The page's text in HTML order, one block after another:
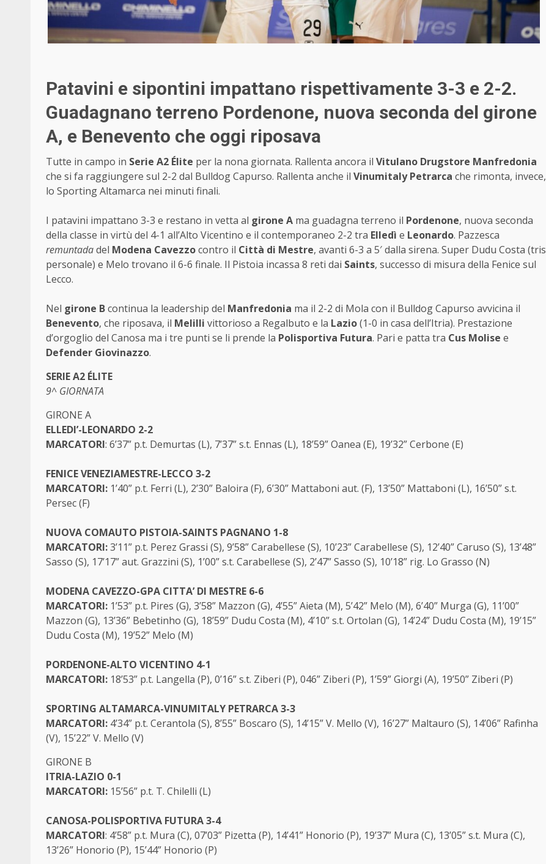
Patavini e sipontini impattano rispettivamente 3-3 e 2-2.
Guadagnano terreno Pordenone, nuova seconda del girone
A, e Benevento che oggi riposava
Tutte in campo in Serie A2 Élite per la nona giornata. Rallenta ancora il Vitulano Drugstore Manfredonia
che si fa raggiungere sul 2-2 dal Bulldog Capurso. Rallenta anche il Vinumitaly Petrarca che rimonta, invece,
lo Sporting Altamarca nei minuti finali.
I patavini impattano 3-3 e restano in vetta al girone A ma guadagna terreno il Pordenone, nuova seconda
della classe in virtù del 4-1 all’Alto Vicentino e il contemporaneo 2-2 tra Elledì e Leonardo. Pazzesca
remuntadadel Modena Cavezzocontro il Città di Mestre, avanti 6-3 a 5′ dalla sirena. Super Dudu Costa (tris
personale) e Melo trovano il 6-6 finale. Il Pistoia incassa 8 reti dai Saints, successo di misura della Fenice sul
Lecco.
Nel girone Bcontinua la leadership del Manfredonia ma il 2-2 di Mola con il Bulldog Capurso avvicina il
Benevento, che riposava, il Melilli vittorioso a Regalbuto e la Lazio(1-0 in casa dell’Itria). Prestazione
d’orgoglio del Canosa ma i tre punti se li prende la Polisportiva Futura. Pari e patta tra Cus Molise e
Defender Giovinazzo.
SERIE A2 ÉLITE
9^ GIORNATA
GIRONE A
ELLEDI’-LEONARDO 2-2
MARCATORI: 6’37” p.t. Demurtas (L), 7’37” s.t. Ennas (L), 18’59” Oanea (E), 19’32” Cerbone (E)
FENICE VENEZIAMESTRE-LECCO 3-2
MARCATORI: 1’40” p.t. Ferri (L), 2’30” Baloira (F), 6’30” Mattaboni aut. (F), 13’50” Mattaboni (L), 16’50” s.t.
Persec (F)
NUOVA COMAUTO PISTOIA-SAINTS PAGNANO 1-8
MARCATORI:3’11” p.t. Perez Grassi (S), 9’58” Carabellese (S), 10’23” Carabellese (S), 12’40” Caruso (S), 13’48”
Sasso (S), 17’17” aut. Grazzini (S), 1’00” s.t. Carabellese (S), 2’47” Sasso (S), 10’18” rig. Lo Grasso (N)
MODENA CAVEZZO-GPA CITTA’ DI MESTRE 6-6
MARCATORI: 1’53” p.t. Pires (G), 3’58” Mazzon (G), 4’55” Aieta (M), 5’42” Melo (M), 6’40” Murga (G), 11’00”
Mazzon (G), 13’36” Bebetinho (G), 18’59” Dudu Costa (M), 4’10” s.t. Ortolan (G), 14’24” Dudu Costa (M), 19’15”
Dudu Costa (M), 19’52” Melo (M)
PORDENONE-ALTO VICENTINO 4-1
MARCATORI: 18’53” p.t. Langella (P), 0’16” s.t. Ziberi (P), 046” Ziberi (P), 1’59” Giorgi (A), 19’50” Ziberi (P)
SPORTING ALTAMARCA-VINUMITALY PETRARCA 3-3
MARCATORI: 4’34” p.t. Cerantola (S), 8’55” Boscaro (S), 14’15” V. Mello (V), 16’27” Maltauro (S), 14’06” Rafinha
(V), 15’22” V. Mello (V)
GIRONE B
ITRIA-LAZIO 0-1
MARCATORI: 15’56” p.t. T. Chilelli (L)
CANOSA-POLISPORTIVA FUTURA 3-4
MARCATORI: 4’58” p.t. Mura (C), 07’03” Pizetta (P), 14’41” Honorio (P), 19’37” Mura (C), 13’05” s.t. Mura (C),
13’26” Honorio (P), 15’44” Honorio (P)